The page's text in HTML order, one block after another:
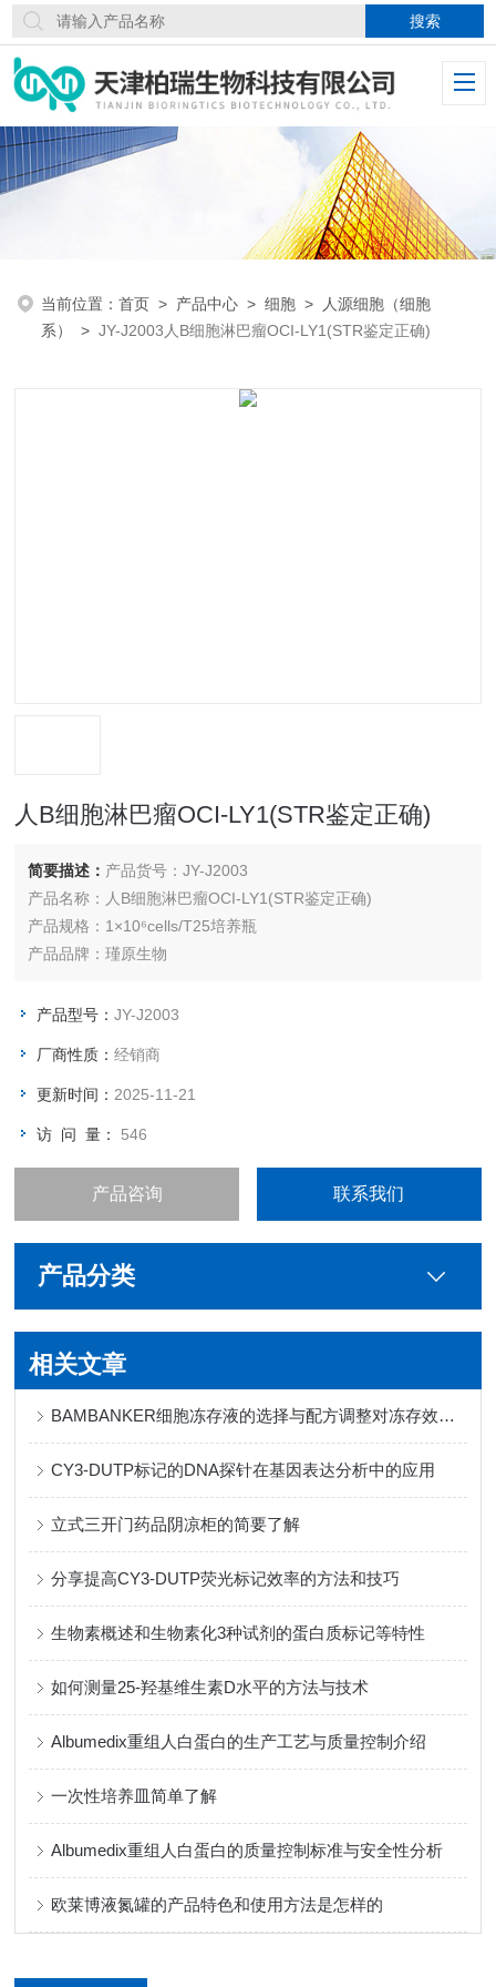
当前位置：首页 > 产品中心 >细胞 >
人源细胞（细胞
系）
>JY-J2003人B细胞淋巴瘤OCI-LY1(STR鉴定正确)
人B细胞淋巴瘤OCI-LY1(STR鉴定正确)
简要描述： 产品货号：JY-J2003
产品名称：人B细胞淋巴瘤OCI-LY1(STR鉴定正确)
产品规格：1×10⁶cells/T25培养瓶
产品品牌：瑾原生物
产品型号：JY-J2003
厂商性质：经销商
更新时间： 2025-11-21
访 问 量： 546
产品咨询 联系我们
产品分类
相关文章
BAMBANKER细胞冻存液的选择与配方调整对冻存效果的影响
CY3-DUTP标记的DNA探针在基因表达分析中的应用
立式三开门药品阴凉柜的简要了解
分享提高CY3-DUTP荧光标记效率的方法和技巧
生物素概述和生物素化3种试剂的蛋白质标记等特性
如何测量25-羟基维生素D水平的方法与技术
Albumedix重组人白蛋白的生产工艺与质量控制介绍
一次性培养皿简单了解
Albumedix重组人白蛋白的质量控制标准与安全性分析
欧莱博液氮罐的产品特色和使用方法是怎样的